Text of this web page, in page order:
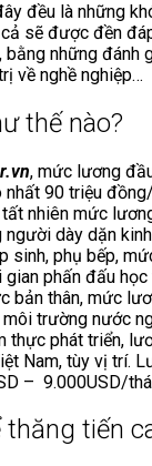
đều là những
sẽ được đền
bằng những đánh
về nghề nghiệp…
thế nào?
, mức lương
nhất 90 triệu
nhiên mức
dày dặn
sinh, phụ bếp,
phấn đấu
bản thân, mức
trường nước
thực phát triển,
Nam, tùy vị trí.
– 9.000USD/
thăng tiến